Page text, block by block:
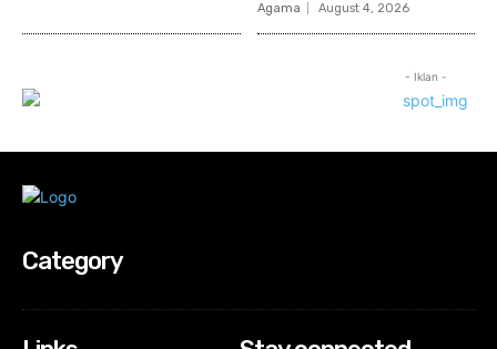
Agama August 4, 2026
- Iklan -
Category